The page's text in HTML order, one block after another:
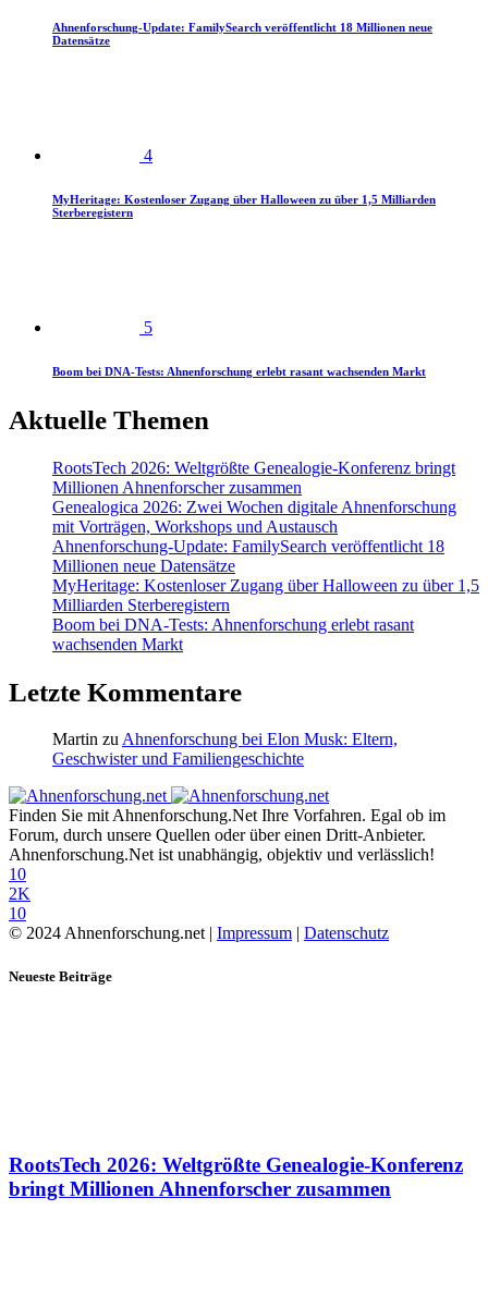
Ahnenforschung-Update: FamilySearch veröffentlicht 18 Millionen neue
Datensätze
4
MyHeritage: Kostenloser Zugang über Halloween zu über 1,5 Milliarden
Sterberegistern
5
Boom bei DNA-Tests: Ahnenforschung erlebt rasant wachsenden Markt
Aktuelle Themen
RootsTech 2026: Weltgrößte Genealogie-Konferenz bringt
Millionen Ahnenforscher zusammen
Genealogica 2026: Zwei Wochen digitale Ahnenforschung
mit Vorträgen, Workshops und Austausch
Ahnenforschung-Update: FamilySearch veröffentlicht 18
Millionen neue Datensätze
MyHeritage: Kostenloser Zugang über Halloween zu über 1,5
Milliarden Sterberegistern
Boom bei DNA-Tests: Ahnenforschung erlebt rasant
wachsenden Markt
Letzte Kommentare
Martin zu Ahnenforschung bei Elon Musk: Eltern,
Geschwister und Familiengeschichte
Finden Sie mit Ahnenforschung.Net Ihre Vorfahren. Egal ob im
Forum, durch unsere Quellen oder über einen Dritt-Anbieter.
Ahnenforschung.Net ist unabhängig, objektiv und verlässlich!
10
2K
10
© 2024 Ahnenforschung.net | Impressum | Datenschutz
Neueste Beiträge
RootsTech 2026: Weltgrößte Genealogie-Konferenz
bringt Millionen Ahnenforscher zusammen